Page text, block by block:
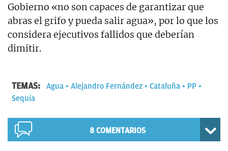
Gobierno «no son capaces de garantizar que
abras el grifo y pueda salir agua», por lo que los
considera ejecutivos fallidos que deberían
dimitir.
TEMAS: Agua Alejandro Fernández Cataluña
PP
Sequía
8 COMENTARIOS